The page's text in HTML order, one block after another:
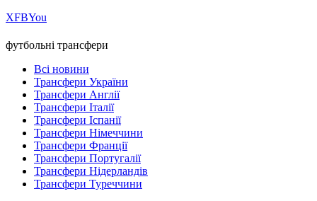
ХFBYou
футбольні трансфери
Всі новини
Трансфери України
Трансфери Англії
Трансфери Італії
Трансфери Іспанії
Трансфери Німеччини
Трансфери Франції
Трансфери Португалії
Трансфери Нідерландів
Трансфери Туреччини